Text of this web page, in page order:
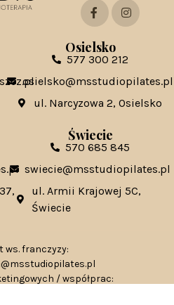
Osielsko
577 300 212
osielsko@msstudiopilates.pl
ul. Narcyzowa 2, Osielsko
Świecie
570 685 845
swiecie@msstudiopilates.pl
ul. Armii Krajowej 5C,
Świecie
ws. franczyzy:
/ współprac: